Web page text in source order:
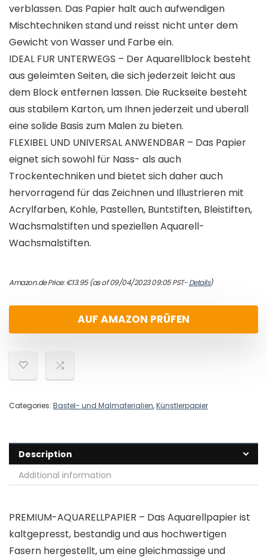
verblassen. Das Papier halt auch aufwendigen
Mischtechniken stand und reisst nicht unter dem
Gewicht von Wasser und Farbe ein.
IDEAL FUR UNTERWEGS – Der Aquarellblock besteht
aus geleimten Seiten, die sich jederzeit leicht aus
dem Block entfernen lassen. Die Ruckseite besteht
aus stabilem Karton, um Ihnen jederzeit und uberall
eine solide Basis zum Malen zu bieten.
FLEXIBEL UND UNIVERSAL ANWENDBAR – Das Papier
eignet sich sowohl für Nass- als auch
Trockentechniken und bietet sich daher auch
hervorragend für das Zeichnen und Illustrieren mit
Acrylfarben, Kohle, Pastellen, Buntstiften, Bleistiften,
Wachsmalstiften und speziellen Aquarell-
Wachsmalstiften.
Amazon.de Price:€13.95(as of 09/04/2023 09:05 PST-Details)
AUF AMAZON PRÜFEN
Categories: Bastel- und Malmaterialien,Künstlerpapier
Description
Additional information
PREMIUM-AQUARELLPAPIER – Das Aquarellpapier ist
kaltgepresst, bestandig und aus hochwertigen
Fasern hergestellt, um eine gleichmassige und